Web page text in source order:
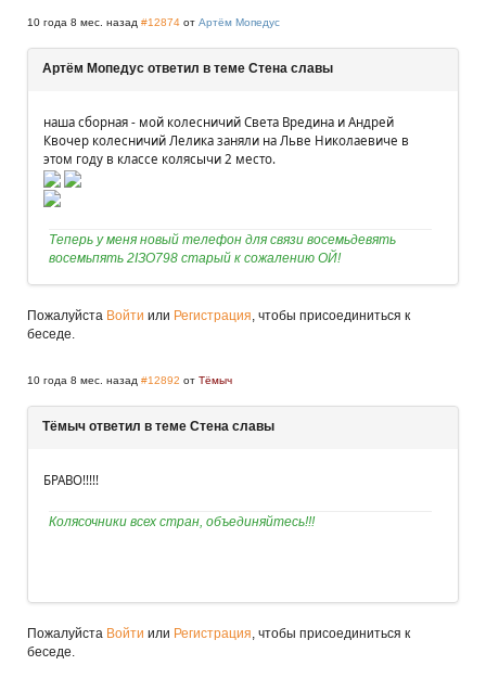
10 года 8 мес. назад #12874 от Артём Мопедус
Артём Мопедус ответил в теме Стена славы
наша сборная - мой колесничий Света Вредина и Андрей
Квочер колесничий Лелика заняли на Льве Николаевиче в
этом году в классе колясычи 2 место.
Теперь у меня новый телефон для связи восемьдевять
восемьпять 2IЗО798 старый к сожалению ОЙ!
Пожалуйста Войти или Регистрация , чтобы присоединиться к
беседе.
10 года 8 мес. назад #12892 от Тёмыч
Тёмыч ответил в теме Стена славы
БРАВО!!!!!
Колясочники всех стран, объединяйтесь!!!
Пожалуйста Войти или Регистрация , чтобы присоединиться к
беседе.